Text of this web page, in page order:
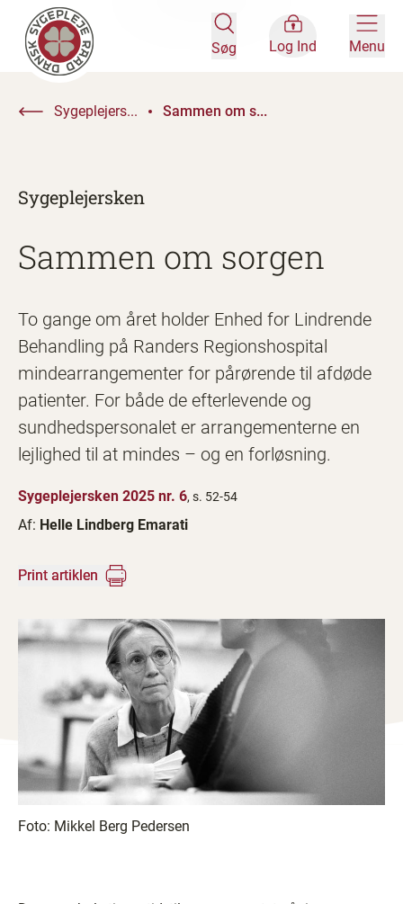
Søg Log Ind Menu
Sygeplejers... Sammen om s...
Sygeplejersken
Sammen om sorgen
To gange om året holder Enhed for Lindrende
Behandling på Randers Regionshospital
mindearrangementer for pårørende til afdøde
patienter. For både de efterlevende og
sundhedspersonalet er arrangementerne en
lejlighed til at mindes – og en forløsning.
Sygeplejersken 2025 nr. 6, s. 52-54
Af: Helle Lindberg Emarati
Print artiklen
Foto: Mikkel Berg Pedersen